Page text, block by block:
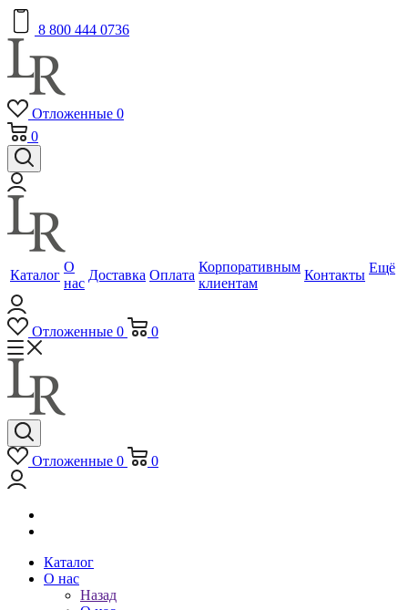
8 800 444 0736
Отложенные 0
0
Каталог
О
нас
Доставка Оплата
Корпоративным
клиентам
Контакты Ещё
Отложенные 0 0
Отложенные 0 0
Каталог
О нас
Назад